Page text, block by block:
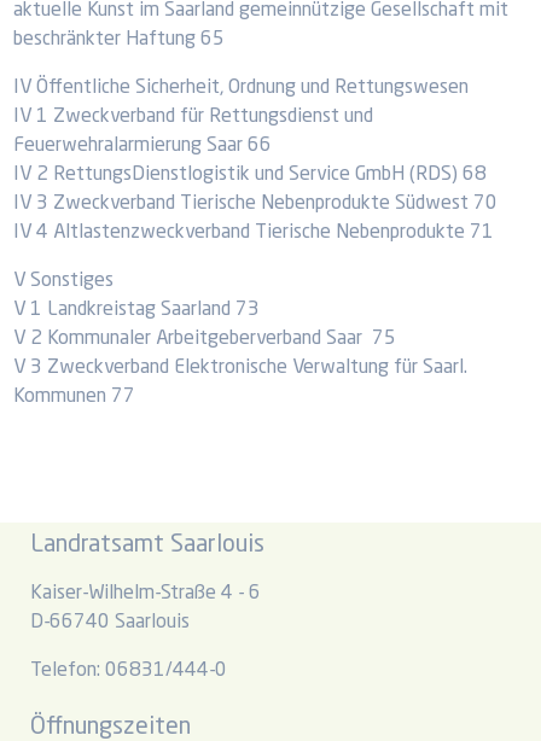
aktuelle Kunst im Saarland gemeinnützige Gesellschaft mit
beschränkter Haftung 65
IV Öffentliche Sicherheit, Ordnung und Rettungswesen
IV 1 Zweckverband für Rettungsdienst und
Feuerwehralarmierung Saar 66
IV 2 RettungsDienstlogistik und Service GmbH (RDS) 68
IV 3 Zweckverband Tierische Nebenprodukte Südwest 70
IV 4 Altlastenzweckverband Tierische Nebenprodukte 71
V Sonstiges
V 1 Landkreistag Saarland 73
V 2 Kommunaler Arbeitgeberverband Saar 75
V 3 Zweckverband Elektronische Verwaltung für Saarl.
Kommunen 77
Landratsamt Saarlouis
Kaiser-Wilhelm-Straße 4 - 6
D-66740 Saarlouis
Telefon: 06831/444-0
Öffnungszeiten